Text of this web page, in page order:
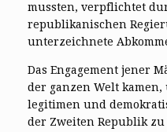
mussten, verpflichtet
republikanischen
unterzeichnete
Das Engagement jener
der ganzen Welt
legitimen und
der Zweiten Republik